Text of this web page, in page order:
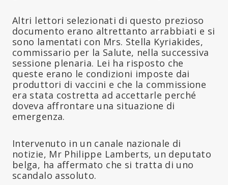
Altri lettori selezionati di questo prezioso
documento erano altrettanto arrabbiati e si
sono lamentati con Mrs. Stella Kyriakides,
commissario per la Salute, nella successiva
sessione plenaria. Lei ha risposto che
queste erano le condizioni imposte dai
produttori di vaccini e che la commissione
era stata costretta ad accettarle perché
doveva affrontare una situazione di
emergenza.
Intervenuto in un canale nazionale di
notizie, Mr Philippe Lamberts, un deputato
belga, ha affermato che si tratta di uno
scandalo assoluto.